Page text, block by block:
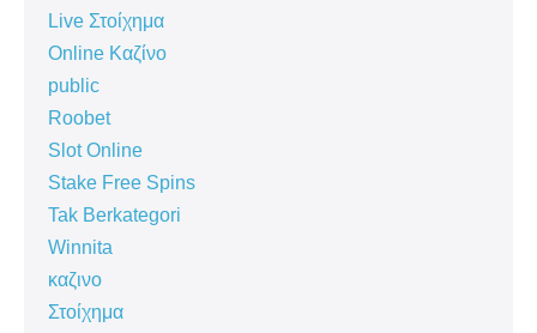
Live Στοίχημα
Online Καζίνο
public
Roobet
Slot Online
Stake Free Spins
Tak Berkategori
Winnita
καζινο
Στοίχημα